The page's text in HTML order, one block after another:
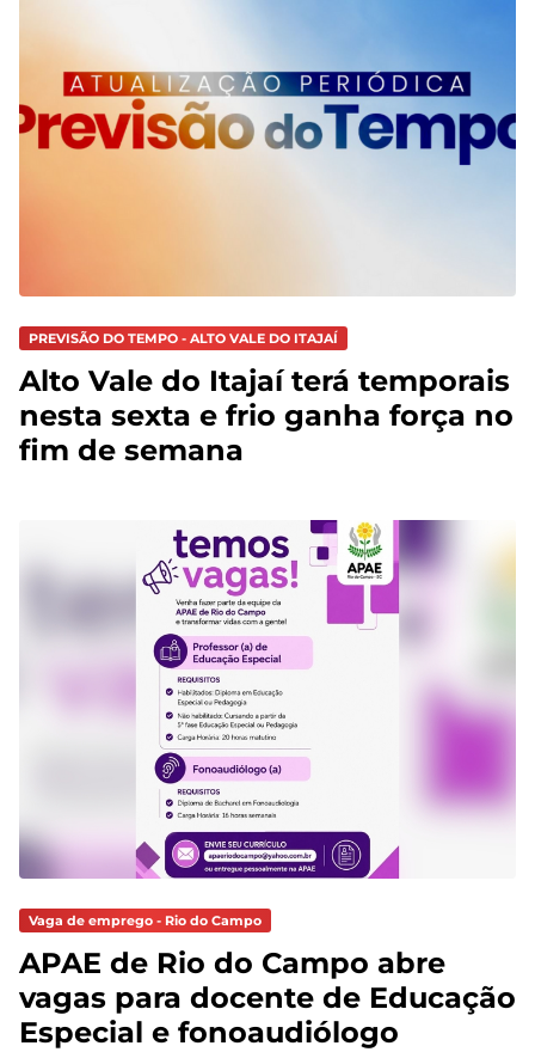
PREVISÃO DO TEMPO - ALTO VALE DO ITAJAÍ
Alto Vale do Itajaí terá temporais
nesta sexta e frio ganha força no
fim de semana
Vaga de emprego - Rio do Campo
APAE de Rio do Campo abre
vagas para docente de Educação
Especial e fonoaudiólogo